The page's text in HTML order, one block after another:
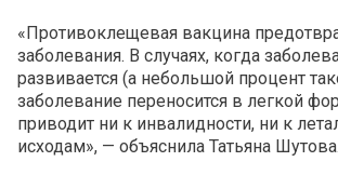
«Противоклещевая вакцина
заболевания. В случаях, когда
развивается (а небольшой процент
заболевание переносится в легкой
приводит ни к инвалидности, ни к
исходам», — объяснила Татьяна Шутова.